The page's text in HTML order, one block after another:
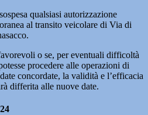
qualsiasi autorizzazione
al transito veicolare di Via di
o se, per eventuali difficoltà
procedere alle operazioni di
concordate, la validità e l’efficacia
differita alle nuove date.